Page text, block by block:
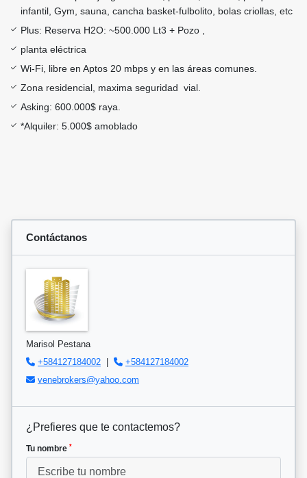
infantil, Gym, sauna, cancha basket-fulbolito, bolas criollas, etc
Plus: Reserva H2O: ~500.000 Lt3 + Pozo ,
planta eléctrica
Wi-Fi, libre en Aptos 20 mbps y en las áreas comunes.
Zona residencial, maxima seguridad vial.
Asking: 600.000$ raya.
*Alquiler: 5.000$ amoblado
Contáctanos
Marisol Pestana
+584127184002
+584127184002
venebrokers@yahoo.com
¿Prefieres que te contactemos?
Tu nombre *